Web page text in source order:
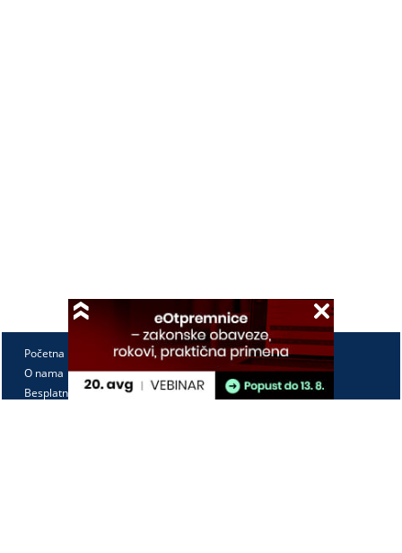
Početna
O nama
Besplatno